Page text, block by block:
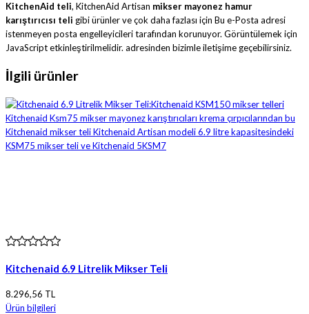
KitchenAid teli, KitchenAid Artisan mikser mayonez hamur
karıştırıcısı teli gibi ürünler ve çok daha fazlası için Bu e-Posta adresi
istenmeyen posta engelleyicileri tarafından korunuyor. Görüntülemek için
JavaScript etkinleştirilmelidir. adresinden bizimle iletişime geçebilirsiniz.
İlgili ürünler
Kitchenaid 6.9 Litrelik Mikser Teli
8.296,56 TL
Ürün bilgileri